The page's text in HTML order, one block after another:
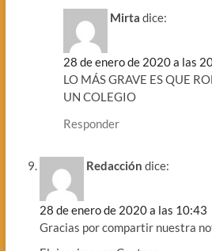
Mirta dice:
28 de enero de 2020 a las
LO MÁS GRAVE ES QUE
UN COLEGIO
Responder
Redacción dice:
28 de enero de 2020 a las 10:43
Gracias por compartir nuestra